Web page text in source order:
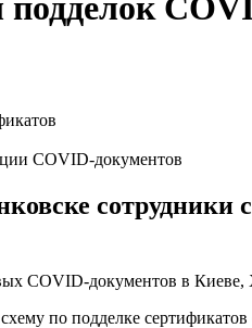
COVID-документов
COVID-документов в
по подделке